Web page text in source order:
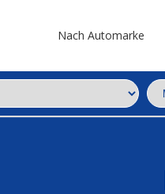
Nach Automarke